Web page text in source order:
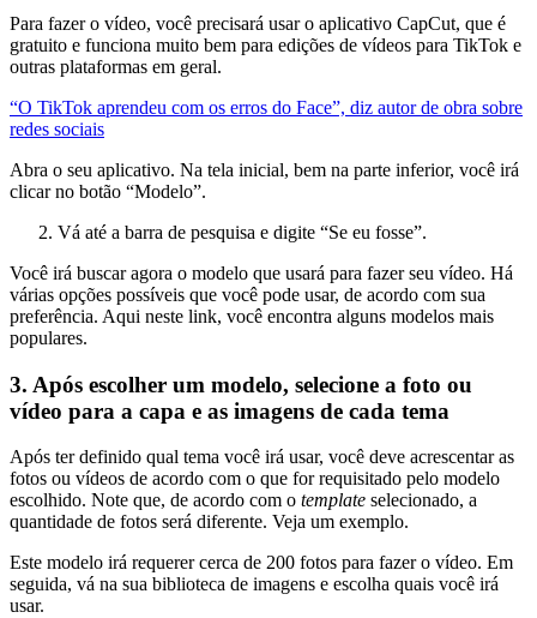
Para fazer o vídeo, você precisará usar o aplicativo CapCut, que é
gratuito e funciona muito bem para edições de vídeos para TikTok e
outras plataformas em geral.
“O TikTok aprendeu com os erros do Face”, diz autor de obra sobre
redes sociais
Abra o seu aplicativo. Na tela inicial, bem na parte inferior, você irá
clicar no botão “Modelo”.
Vá até a barra de pesquisa e digite “Se eu fosse”.
Você irá buscar agora o modelo que usará para fazer seu vídeo. Há
várias opções possíveis que você pode usar, de acordo com sua
preferência. Aqui neste link, você encontra alguns modelos mais
populares.
3. Após escolher um modelo, selecione a foto ou
vídeo para a capa e as imagens de cada tema
Após ter definido qual tema você irá usar, você deve acrescentar as
fotos ou vídeos de acordo com o que for requisitado pelo modelo
escolhido. Note que, de acordo com o template selecionado, a
quantidade de fotos será diferente. Veja um exemplo.
Este modelo irá requerer cerca de 200 fotos para fazer o vídeo. Em
seguida, vá na sua biblioteca de imagens e escolha quais você irá
usar.